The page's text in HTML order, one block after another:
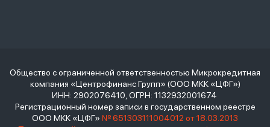
Общество с ограниченной ответственностью Микрокредитная
компания «Центрофинанс Групп» (ООО МКК «ЦФГ»)
ИНН: 2902076410, ОГРН: 1132932001674
Регистрационный номер записи в государственном реестре
ООО МКК «ЦФГ» № 651303111004012 от 18.03.2013